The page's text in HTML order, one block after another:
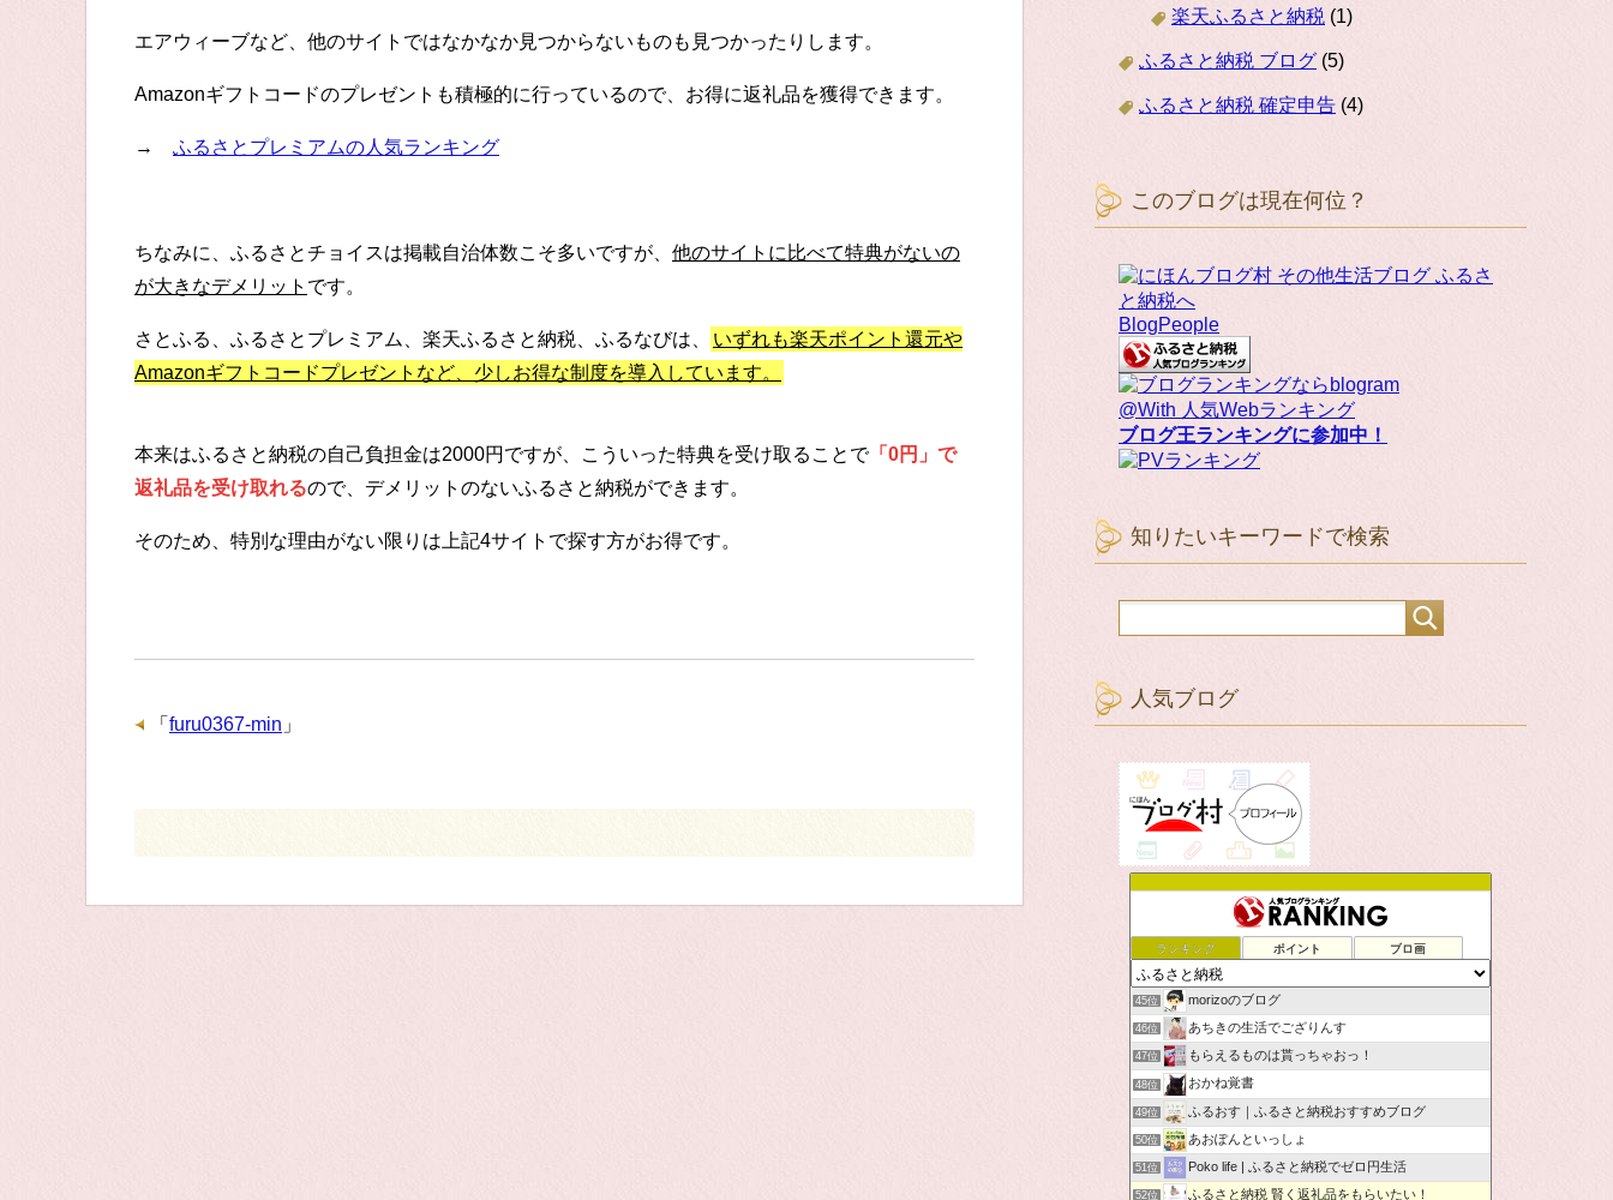
エアウィーブなど、他のサイトではなかなか見つからないものも見つかったりします。
Amazonギフトコードのプレゼントも積極的に行っているので、お得に返礼品を獲得できます。
→ ふるさとプレミアムの人気ランキング
ちなみに、ふるさとチョイスは掲載自治体数こそ多いですが、 他のサイトに比べて特典がないの
が大きなデメリット です。
さとふる、ふるさとプレミアム、楽天ふるさと納税、ふるなびは、
いずれも楽天ポイント還元や
Amazonギフトコードプレゼントなど、少しお得な制度を導入しています。
本来はふるさと納税の自己負担金は2000円ですが、こういった特典を受け取ることで「0円」で
返礼品を受け取れるので、デメリットのないふるさと納税ができます。
そのため、特別な理由がない限りは上記4サイトで探す方がお得です。
「 furu0367-min 」
楽天ふるさと納税 (1)
ふるさと納税 ブログ (5)
ふるさと納税 確定申告 (4)
このブログは現在何位？
BlogPeople
@With 人気Webランキング
ブログ王ランキングに参加中！
知りたいキーワードで検索
人気ブログ
ランキング ポイント ブロ画
45位 morizoのブログ
46位 あちきの生活でござりんす
47位 もらえるものは貰っちゃおっ！
48位 おかね覚書
49位 ふるおす｜ふるさと納税おすすめブログ
50位 あおぽんといっしょ
51位 Poko life | ふるさと納税でゼロ円生活
52位 ふるさと納税 賢く返礼品をもらいたい！